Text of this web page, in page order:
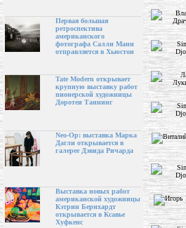
Первая большая
ретроспектива
американского
фотографа Салли Манн
отправляется в Хьюстон
Tate Modern открывает
крупную выставку работ
пионерской художницы
Доротеи Таннинг
Neo-Op: выставка Марка
Дагли открывается в
галерее Дэвида Ричарда
Выставка новых работ
американской художницы
Кэтрин Бернхардт
открывается в Ксавье
Хуфкенс